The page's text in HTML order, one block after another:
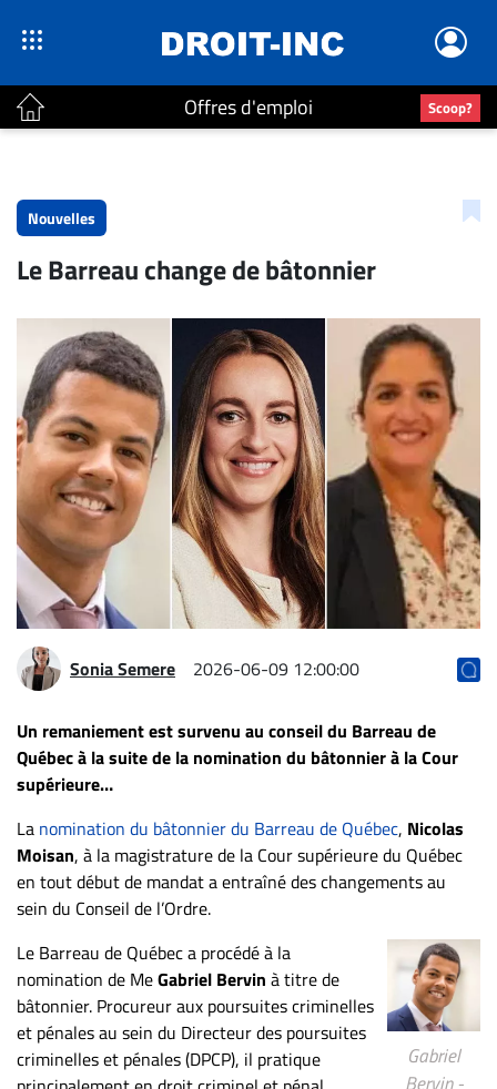
Offres d'emploi Scoop?
Accueil
Continu
Bureaux
Conseillers
Juridiques
Campus
Carrière
Archives
CARRIÈRE
ET
EMPLOIS
AVOCATS
JURISTES
Offres
Formation
Continue
Métiers
Scoop?
CABINETS
ET
ENTREPRISES
Nouvelles
Le Barreau change de bâtonnier
Sonia Semere 2026-06-09 12:00:00
Un remaniement est survenu au conseil du Barreau de
Québec à la suite de la nomination du bâtonnier à la Cour
supérieure…
La nomination du bâtonnier du Barreau de Québec, Nicolas
Moisan, à la magistrature de la Cour supérieure du Québec
en tout début de mandat a entraîné des changements au
sein du Conseil de l’Ordre.
Gabriel
Le Barreau de Québec a procédé à la
nomination de MeGabriel Bervin à titre de
bâtonnier. Procureur aux poursuites criminelles
et pénales au sein du Directeur des poursuites
criminelles et pénales (DPCP), il pratique